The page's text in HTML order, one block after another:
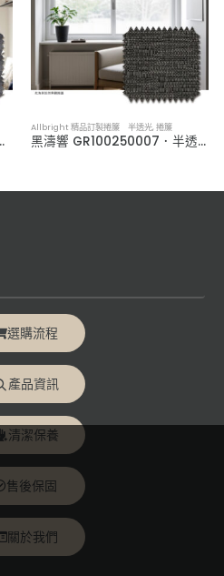
環保蜂巢簾
Allbright 精品訂製捲簾 半透光,捲簾
黑濤響 GR100250007．半透光捲簾
選購流程
產品資訊
清潔保養
售後保固
關於我們